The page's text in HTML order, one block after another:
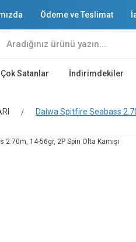
Ödeme ve Teslimat
Çok Satanlar İndirimdekiler
Daiwa Spitfire Seabass